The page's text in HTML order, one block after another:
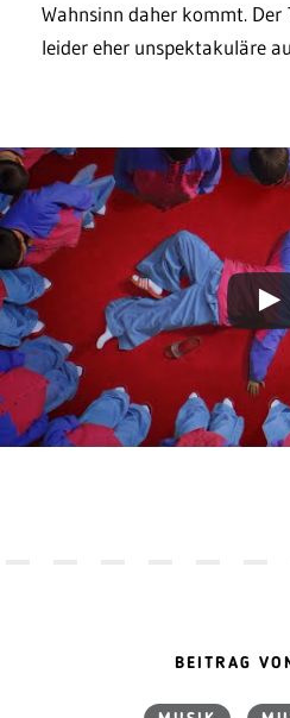
Wahnsinn daher kommt. Der
leider eher unspektakuläre
BEITRAG